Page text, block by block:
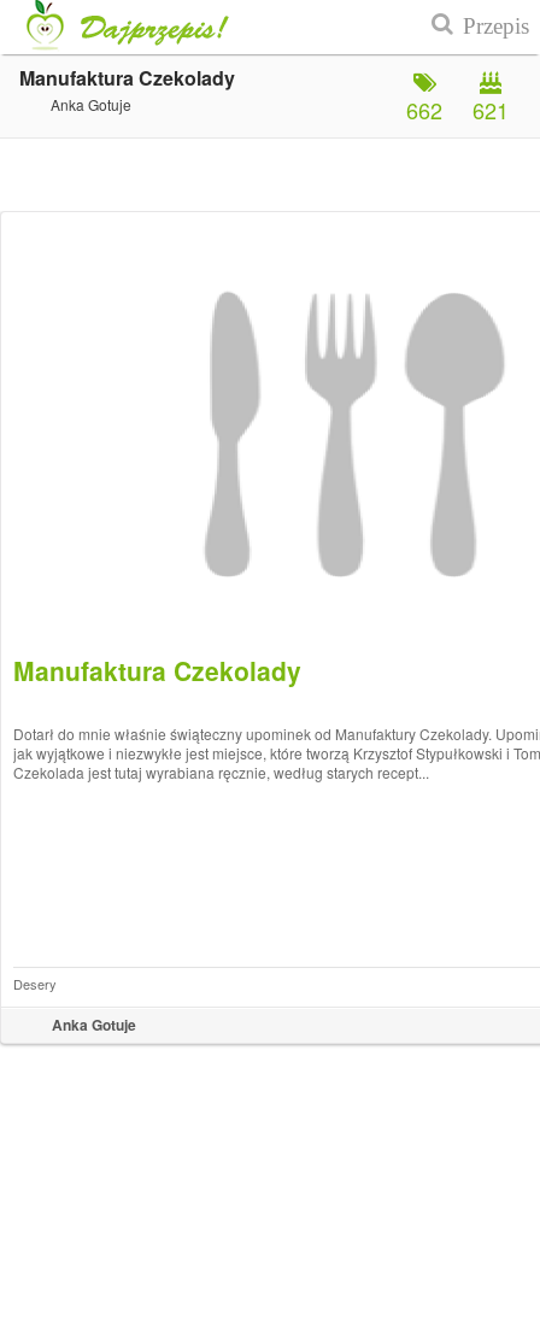
Manufaktura Czekolady
Anka Gotuje 621
662
Manufaktura Czekolady
Dotarł do mnie właśnie świąteczny upominek od Manufaktury Czekolady.
jak wyjątkowe i niezwykłe jest miejsce, które tworzą Krzysztof Stypułkowski i
Czekolada jest tutaj wyrabiana ręcznie, według starych recept...
Anka Gotuje
Desery